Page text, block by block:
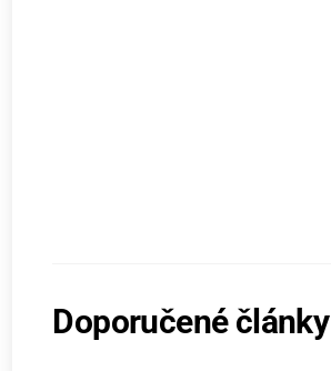
Doporučené články